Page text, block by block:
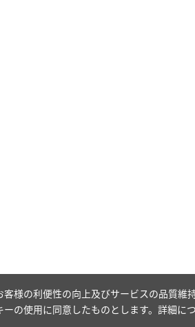
様の利便性の向上及びサービスの品質
の使用に同意したものとします。詳細